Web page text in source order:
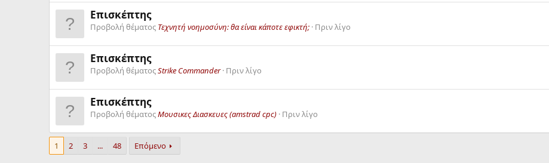
Επισκέπτης
Προβολή θέματος Τεχνητή νοημοσύνη: θα είναι κάποτε εφικτή; Πριν λίγο
Επισκέπτης
Προβολή θέματοςStrike Commander Πριν λίγο
Επισκέπτης
Προβολή θέματοςΜουσικες Διασκευες (amstrad cpc) Πριν λίγο
1 2 3 ... 48 Επόμενο